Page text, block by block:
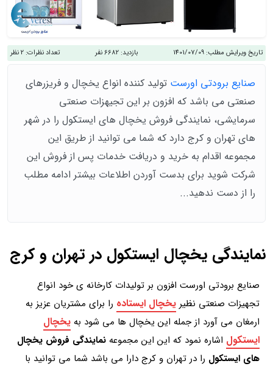
تاریخ ویرایش مطلب: 1401/07/09 بازدید: 6682 نفر تعداد نظرات: 2 نظر
صنایع برودتی اورست تولید کننده انواع یخچال و فریزرهای
صنعتی می باشد که افزون بر این تجیهزات صنعتی
سرمایشی، نمایندگی فروش یخچال های ایستکول را در شهر
های تهران و کرج دارد که شما می توانید از طریق این
مجموعه اقدام به خرید و دریافت خدمات پس از فروش این
شرکت شوید برای بدست آوردن اطلاعات بیشتر ادامه مطلب
را از دست ندهید...
نمایندگی یخچال ایستکول در تهران و کرج
صنایع برودتی اورست افزون بر تولیدات کارخانه ی خود انواع
تجهیزات صنعتی نظیر یخچال ایستاده را برای مشتریان عزیز به
ارمغان می آورد از جمله این یخچال ها می شود به یخچال
ایستکول اشاره نمود که این این مجموعه نمایندگی فروش یخچال
های ایستکول را در تهران و کرج دارا می باشد شما می توانید با